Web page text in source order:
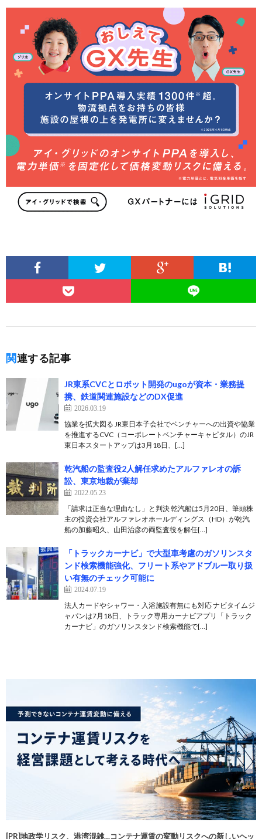
関連する記事
JR東系CVCとロボット開発のugoが資本・業務提
携、鉄道関連施設などのDX促進
2026.03.19
協業を拡大図る JR東日本子会社でベンチャーへの出資や協業
を推進するCVC（コーポレートベンチャーキャピタル）のJR
東日本スタートアップは3月18日、[…]
乾汽船の監査役2人解任求めたアルファレオの訴
訟、東京地裁が棄却
2022.05.23
「請求は正当な理由なし」と判決 乾汽船は5月20日、筆頭株
主の投資会社アルファレオホールディングス（HD）が乾汽
船の加藤昭久、山田治彦の両監査役を解任[…]
「トラックカーナビ」で大型車考慮のガソリンスタ
ンド検索機能強化、フリート系やアドブルー取り扱
い有無のチェック可能に
2024.07.19
法人カードやシャワー・入浴施設有無にも対応 ナビタイムジ
ャパンは7月18日、トラック専用カーナビアプリ「トラック
カーナビ」のガソリンスタンド検索機能で[…]
[PR]地政学リスク、港湾混雑…コンテナ運賃の変動リスクへの新しいヘッ